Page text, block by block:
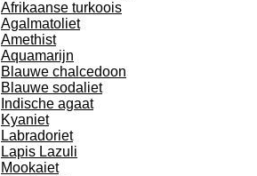
Afrikaanse turkoois
Agalmatoliet
Amethist
Aquamarijn
Blauwe chalcedoon
Blauwe sodaliet
Indische agaat
Kyaniet
Labradoriet
Lapis Lazuli
Mookaiet